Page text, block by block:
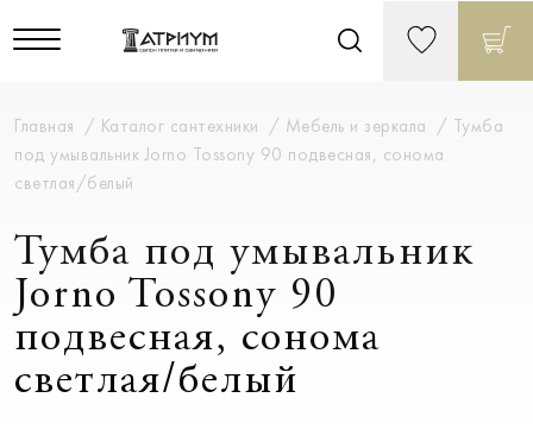
Главная Каталог сантехники Мебель и зеркала
Тумба
под умывальник Jorno Tossony 90 подвесная, cонома
светлая/белый
Тумба под умывальник
Jorno Tossony 90
подвесная, cонома
светлая/белый